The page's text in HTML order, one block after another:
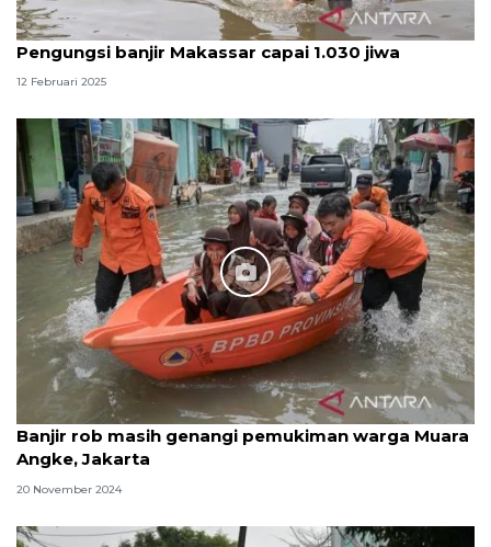
Pengungsi banjir Makassar capai 1.030 jiwa
12 Februari 2025
Banjir rob masih genangi pemukiman warga Muara
Angke, Jakarta
20 November 2024